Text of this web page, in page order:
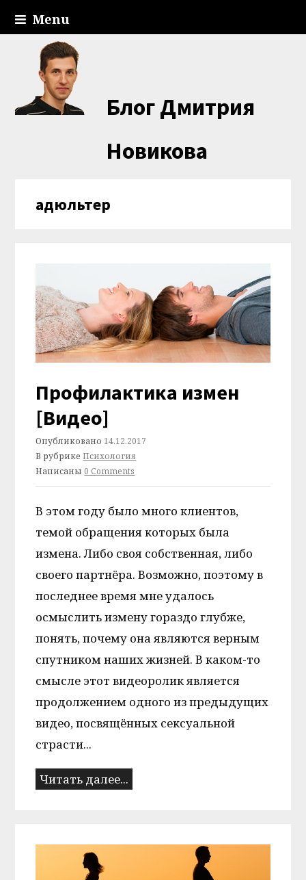
Menu
Блог Дмитрия
Новикова
адюльтер
Профилактика измен
[Видео]
Опубликовано 14.12.2017
В рубрикеПсихология
Написаны 0 Comments
В этом году было много клиентов,
темой обращения которых была
измена. Либо своя собственная, либо
своего партнёра. Возможно, поэтому в
последнее время мне удалось
осмыслить измену гораздо глубже,
понять, почему она являются верным
спутником наших жизней. В каком-то
смысле этот видеоролик является
продолжением одного из предыдущих
видео, посвящённых сексуальной
страсти...
Читать далее...